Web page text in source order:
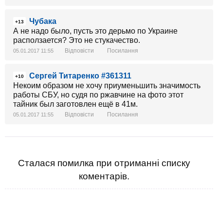
+13
Чубака
А не надо было, пусть это дерьмо по Украине
расползается? Это не стукачество.
05.01.2017 11:55 Відповісти Посилання
+10
Сергей Титаренко #361311
Некоим образом не хочу приуменьшить значимость
работы СБУ, но судя по ржавчине на фото этот
тайник был заготовлен ещё в 41м.
05.01.2017 11:55 Відповісти Посилання
Сталася помилка при отриманні списку
коментарів.